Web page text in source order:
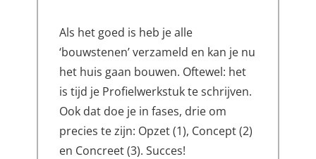
Als het goed is heb je alle
‘bouwstenen’ verzameld en kan je nu
het huis gaan bouwen. Oftewel: het
is tijd je Profielwerkstuk te schrijven.
Ook dat doe je in fases, drie om
precies te zijn: Opzet (1), Concept (2)
en Concreet (3). Succes!